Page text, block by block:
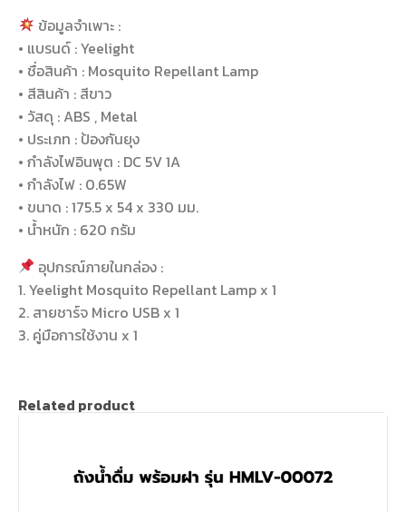
ข้อมูลจำเพาะ :
• แบรนด์ : Yeelight
• ชื่อสินค้า : Mosquito Repellant Lamp
• สีสินค้า : สีขาว
• วัสดุ : ABS , Metal
• ประเภท : ป้องกันยุง
• กำลังไฟอินพุต : DC 5V 1A
• กำลังไฟ : 0.65W
• ขนาด : 175.5 x 54 x 330 มม.
• น้ำหนัก : 620 กรัม
อุปกรณ์ภายในกล่อง :
1. Yeelight Mosquito Repellant Lamp x 1
2. สายชาร์จ Micro USB x 1
3. คู่มือการใช้งาน x 1
Related product